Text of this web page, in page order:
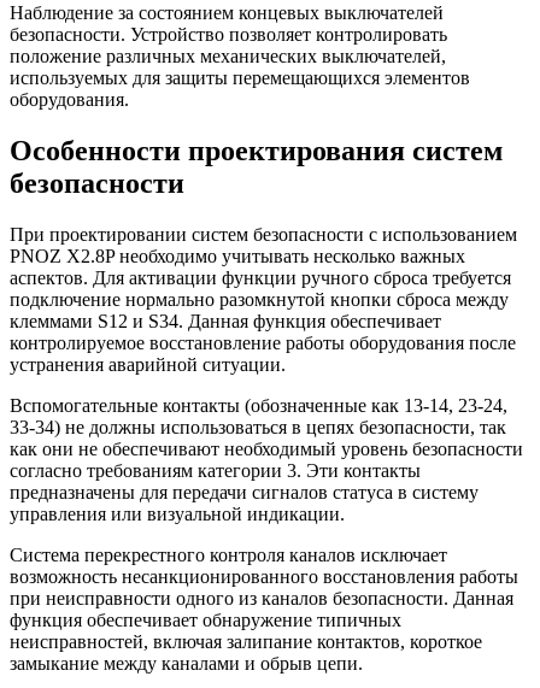
Наблюдение за состоянием концевых выключателей
безопасности. Устройство позволяет контролировать
положение различных механических выключателей,
используемых для защиты перемещающихся элементов
оборудования.
Особенности проектирования систем
безопасности
При проектировании систем безопасности с использованием
PNOZ X2.8P необходимо учитывать несколько важных
аспектов. Для активации функции ручного сброса требуется
подключение нормально разомкнутой кнопки сброса между
клеммами S12 и S34. Данная функция обеспечивает
контролируемое восстановление работы оборудования после
устранения аварийной ситуации.
Вспомогательные контакты (обозначенные как 13-14, 23-24,
33-34) не должны использоваться в цепях безопасности, так
как они не обеспечивают необходимый уровень безопасности
согласно требованиям категории 3. Эти контакты
предназначены для передачи сигналов статуса в систему
управления или визуальной индикации.
Система перекрестного контроля каналов исключает
возможность несанкционированного восстановления работы
при неисправности одного из каналов безопасности. Данная
функция обеспечивает обнаружение типичных
неисправностей, включая залипание контактов, короткое
замыкание между каналами и обрыв цепи.